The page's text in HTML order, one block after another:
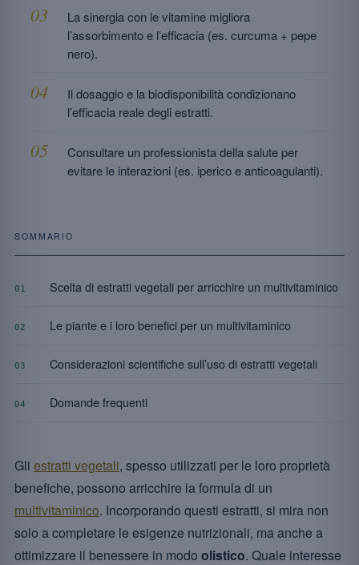
La sinergia con le vitamine migliora
l’assorbimento e l’efficacia (es. curcuma + pepe
nero).
Il dosaggio e la biodisponibilità condizionano
l’efficacia reale degli estratti.
Consultare un professionista della salute per
evitare le interazioni (es. iperico e anticoagulanti).
SOMMARIO
01 Scelta di estratti vegetali per arricchire un multivitaminico
02 Le piante e i loro benefici per un multivitaminico
03 Considerazioni scientifiche sull’uso di estratti vegetali
04 Domande frequenti
Gli estratti vegetali, spesso utilizzati per le loro proprietà
benefiche, possono arricchire la formula di un
multivitaminico. Incorporando questi estratti, si mira non
solo a completare le esigenze nutrizionali, ma anche a
ottimizzare il benessere in modo olistico. Quale interesse